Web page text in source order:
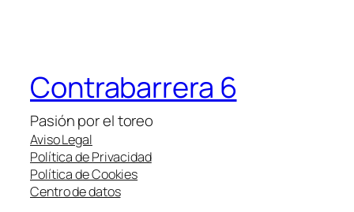
Contrabarrera 6
Pasión por el toreo
Aviso Legal
Política de Privacidad
Política de Cookies
Centro de datos